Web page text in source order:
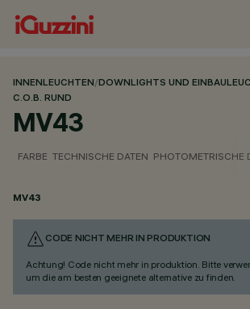
INNENLEUCHTEN/DOWNLIGHTS UND
C.O.B. RUND
MV43
FARBE TECHNISCHE DATEN PHOTOMETRISCHE
MV43
CODE NICHT MEHR IN PRODUKTION
Achtung! Code nicht mehr in produktion. Bitte
um die am besten geeignete alternative zu finden.